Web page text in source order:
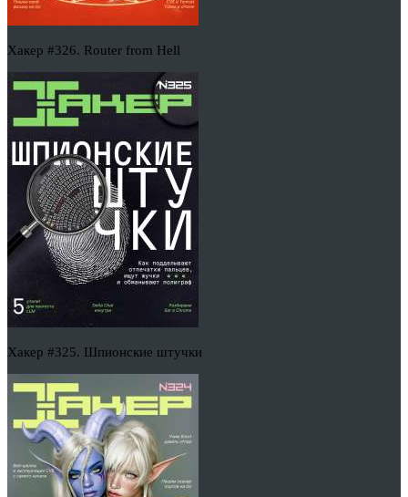
Хакер #326. Router from Hell
Хакер #325. Шпионские штучки